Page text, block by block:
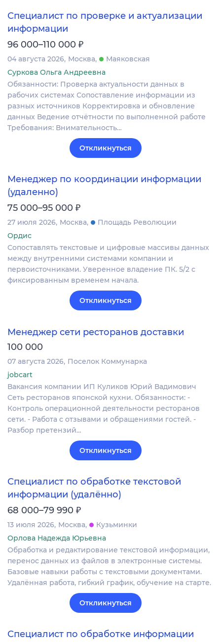
Специалист по проверке и актуализации
информации
96 000–110 000 ₽
04 августа 2026 Москва
Маяковская
Суркова Ольга Андреевна
Обязанности: Проверка актуальности данных в
рабочих системах Сопоставление информации из
разных источников Корректировка и обновление
данных Ведение отчётности по выполненной работе
Требования: Внимательность…
Откликнуться
Менеджер по координации информации
(удаленно)
75 000–95 000 ₽
27 июля 2026 Москва
Площадь Революции
Ордис
Сопоставлять текстовые и цифровые массивы данных
между внутренними системами компании и
первоисточниками. Уверенное владение ПК. 5/2 с
фиксированным временем начала.
Откликнуться
Менеджер сети ресторанов доставки
100 000
07 августа 2026 Поселок Коммунарка
jobcart
Вакансия компании ИП Куликов Юрий Вадимович
Сеть ресторанов японской кухни. Обязанности: -
Контроль операционной деятельности ресторанов
сети. - Работа с отзывами и обращениями гостей. -
Разбор претензий…
Откликнуться
Специалист по обработке текстовой
информации (удалённо)
68 000–79 990 ₽
13 июля 2026 Москва
Кузьминки
Орлова Надежда Юрьевна
Обработка и редактирование текстовой информации,
перенос данных из файлов в электронные системы.
Базовые навыки работы с текстовыми документами.
Удалённая работа, гибкий график, обучение на старте.
Откликнуться
Специалист по обработке информации